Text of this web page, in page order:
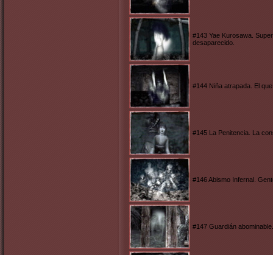
#143 Yae Kurosawa.
desaparecido.
#144 Niña atrapada. El
#145 La Penitencia. La
#146 Abismo Infernal.
#147 Guardián